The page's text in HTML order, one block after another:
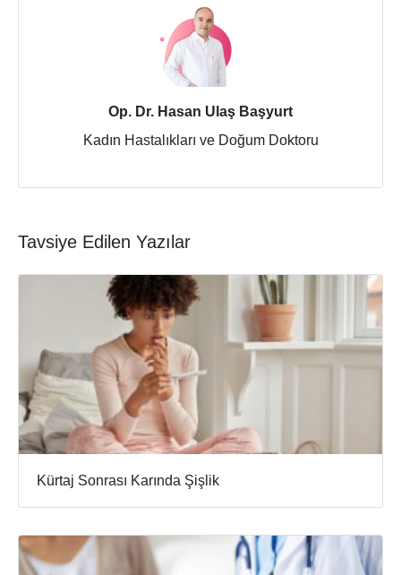
Op. Dr. Hasan Ulaş Başyurt
Kadın Hastalıkları ve Doğum Doktoru
Tavsiye Edilen Yazılar
Kürtaj Sonrası Karında Şişlik